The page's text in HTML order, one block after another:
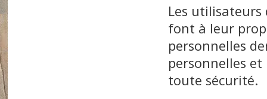
Les
font à leur
personnelles
personnelles
toute sécurité.